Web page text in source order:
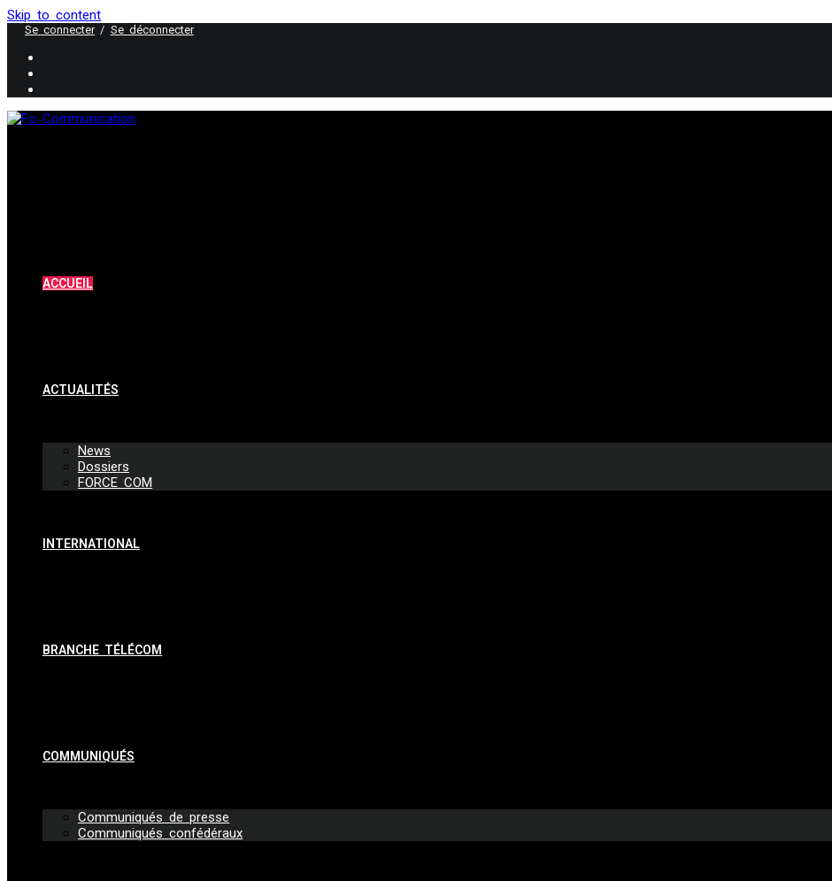
Skip to content
Se connecter/ Se déconnecter
ACCUEIL
ACTUALITÉS
News
Dossiers
FORCE COM
INTERNATIONAL
BRANCHE TÉLÉCOM
COMMUNIQUÉS
Communiqués de presse
Communiqués confédéraux